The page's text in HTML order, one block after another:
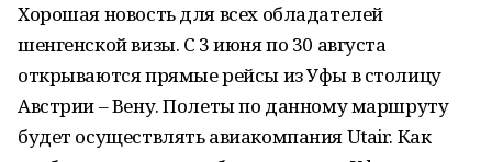
Хорошая новость для всех обладателей
шенгенской визы. С 3 июня по 30 августа
открываются прямые рейсы из Уфы в столицу
Австрии – Вену. Полеты по данному маршруту
будет осуществлять авиакомпания Utair. Как